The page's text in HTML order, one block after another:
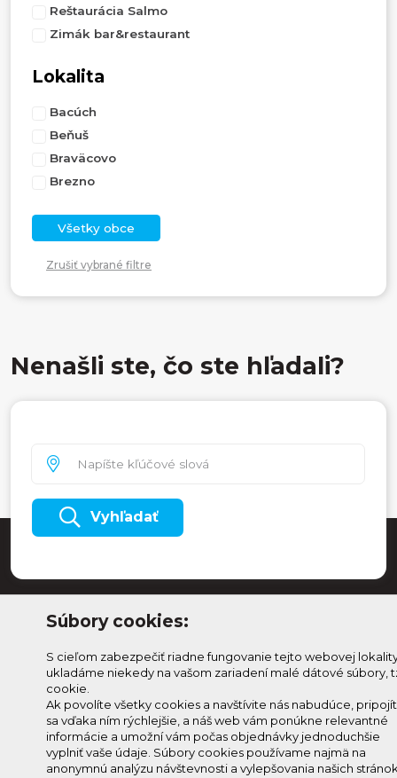
Reštaurácia Salmo
Zimák bar&restaurant
Lokalita
Bacúch
Beňuš
Braväcovo
Brezno
Všetky obce
Zrušiť vybrané filtre
Nenašli ste, čo ste hľadali?
Vyhľadať
Prihlásenie
Zmeniť
Odoberaj Kam na
Horehroní
Prihlás sa na odber a
Súbory cookies:
S cieľom zabezpečiť riadne fungovanie tejto webovej
ukladáme niekedy na vašom zariadení malé dátové súbory,
cookie.
Ak povolíte všetky cookies a navštívite nás nabudúce,
sa vďaka ním rýchlejšie, a náš web vám ponúkne relevantné
informácie a umožní vám počas objednávky jednoduchšie
vyplniť vaše údaje. Súbory cookies používame najmä na
anonymnú analýzu návštevnosti a vylepšovania našich